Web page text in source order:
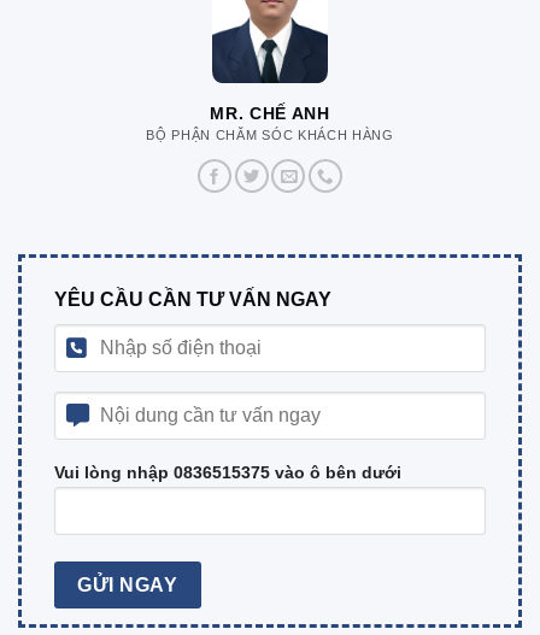
MR. CHẾ ANH
BỘ PHẬN CHĂM SÓC KHÁCH HÀNG
YÊU CẦU CẦN TƯ VẤN NGAY
Vui lòng nhập 0836515375 vào ô bên dưới